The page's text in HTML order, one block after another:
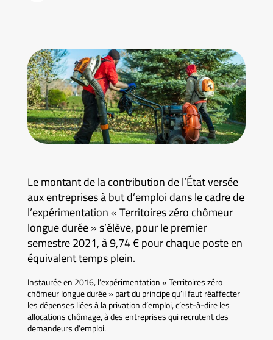
Le montant de la contribution de l’État versée
aux entreprises à but d’emploi dans le cadre de
l’expérimentation « Territoires zéro chômeur
longue durée » s’élève, pour le premier
semestre 2021, à 9,74 € pour chaque poste en
équivalent temps plein.
Instaurée en 2016, l’expérimentation « Territoires zéro
chômeur longue durée » part du principe qu’il faut réaffecter
les dépenses liées à la privation d’emploi, c’est-à-dire les
allocations chômage, à des entreprises qui recrutent des
demandeurs d’emploi.